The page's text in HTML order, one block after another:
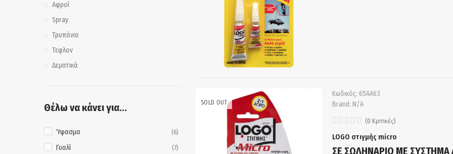
SOLD OUT
Κωδικός: 65ΑΑ63
Brand: N/A
(0 Κριτικές)
LOGO στιγμής micro
ΣΕ ΣΩΛΗΝΑΡΙΟ ΜΕ ΣΥΣΤΗΜΑ
Αφροί
Spray
Τρυπάνια
Τεφλον
Δεματικά
Θέλω να κάνει για...
Ύφασμα (6)
Γυαλί (7)